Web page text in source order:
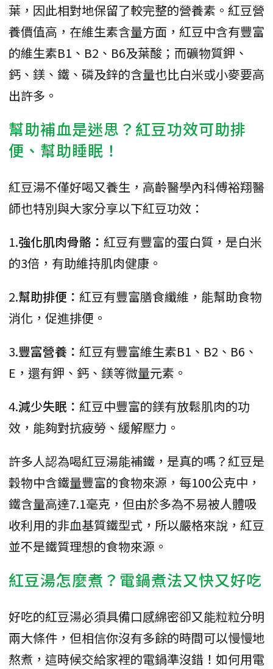
葉，因此相對地保留了較完整的營養素。紅豆營
養價值高，在維生素含量方面，紅豆中含有豐富
的維生素B1、B2、B6及葉酸；而礦物質鉀、
鈣、鎂、鐵、磷及鋅的含量也比白米或小麥要高
出許多。
幫助補血是迷思？紅豆功效可助排
便、幫助睡眠！
紅豆湯不僅好喝又養生，高齡醫學內科傅裕翔醫
師也特別與大家分享以下紅豆功效：
1.強化肌肉骨骼： 紅豆有豐富的蛋白質，是白米
的3倍，有助維持肌肉健康。
2.幫助排便： 紅豆有豐富膳食纖維，能幫助食物
消化，促進排便。
3.豐富營養： 紅豆有豐富維生素B1、B2、B6、
E，還有鉀、鈣、鎂等微量元素。
4.減少失眠： 紅豆中豐富的鎂有放鬆肌肉的功
效，能夠對抗疲勞、緩解壓力。
許多人認為喝紅豆湯能補鐵，是真的嗎？紅豆是
穀物中含鐵量豐富的食物來源，每100公克中，
鐵含量高達7.1毫克，但由於多為不易被人體吸
收利用的非血基質鐵型式，所以嚴格來說，紅豆
並不是鐵質理想的食物來源。
紅豆湯怎麼煮？電鍋煮法又快又好吃
好吃的紅豆湯必須具備口感綿密卻又能粒粒分明
兩大條件，但相信你沒有多餘的時間可以慢慢地
熬煮，這時候交給家裡的電鍋準沒錯！如何用電